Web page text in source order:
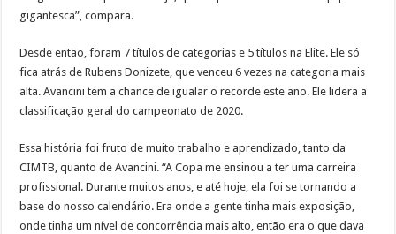
gigantesca”, compara.
Desde então, foram 7 títulos de categorias e 5 títulos na Elite. Ele só
fica atrás de Rubens Donizete, que venceu 6 vezes na categoria mais
alta. Avancini tem a chance de igualar o recorde este ano. Ele lidera a
classificação geral do campeonato de 2020.
Essa história foi fruto de muito trabalho e aprendizado, tanto da
CIMTB, quanto de Avancini. “A Copa me ensinou a ter uma carreira
profissional. Durante muitos anos, e até hoje, ela foi se tornando a
base do nosso calendário. Era onde a gente tinha mais exposição,
onde tinha um nível de concorrência mais alto, então era o que dava